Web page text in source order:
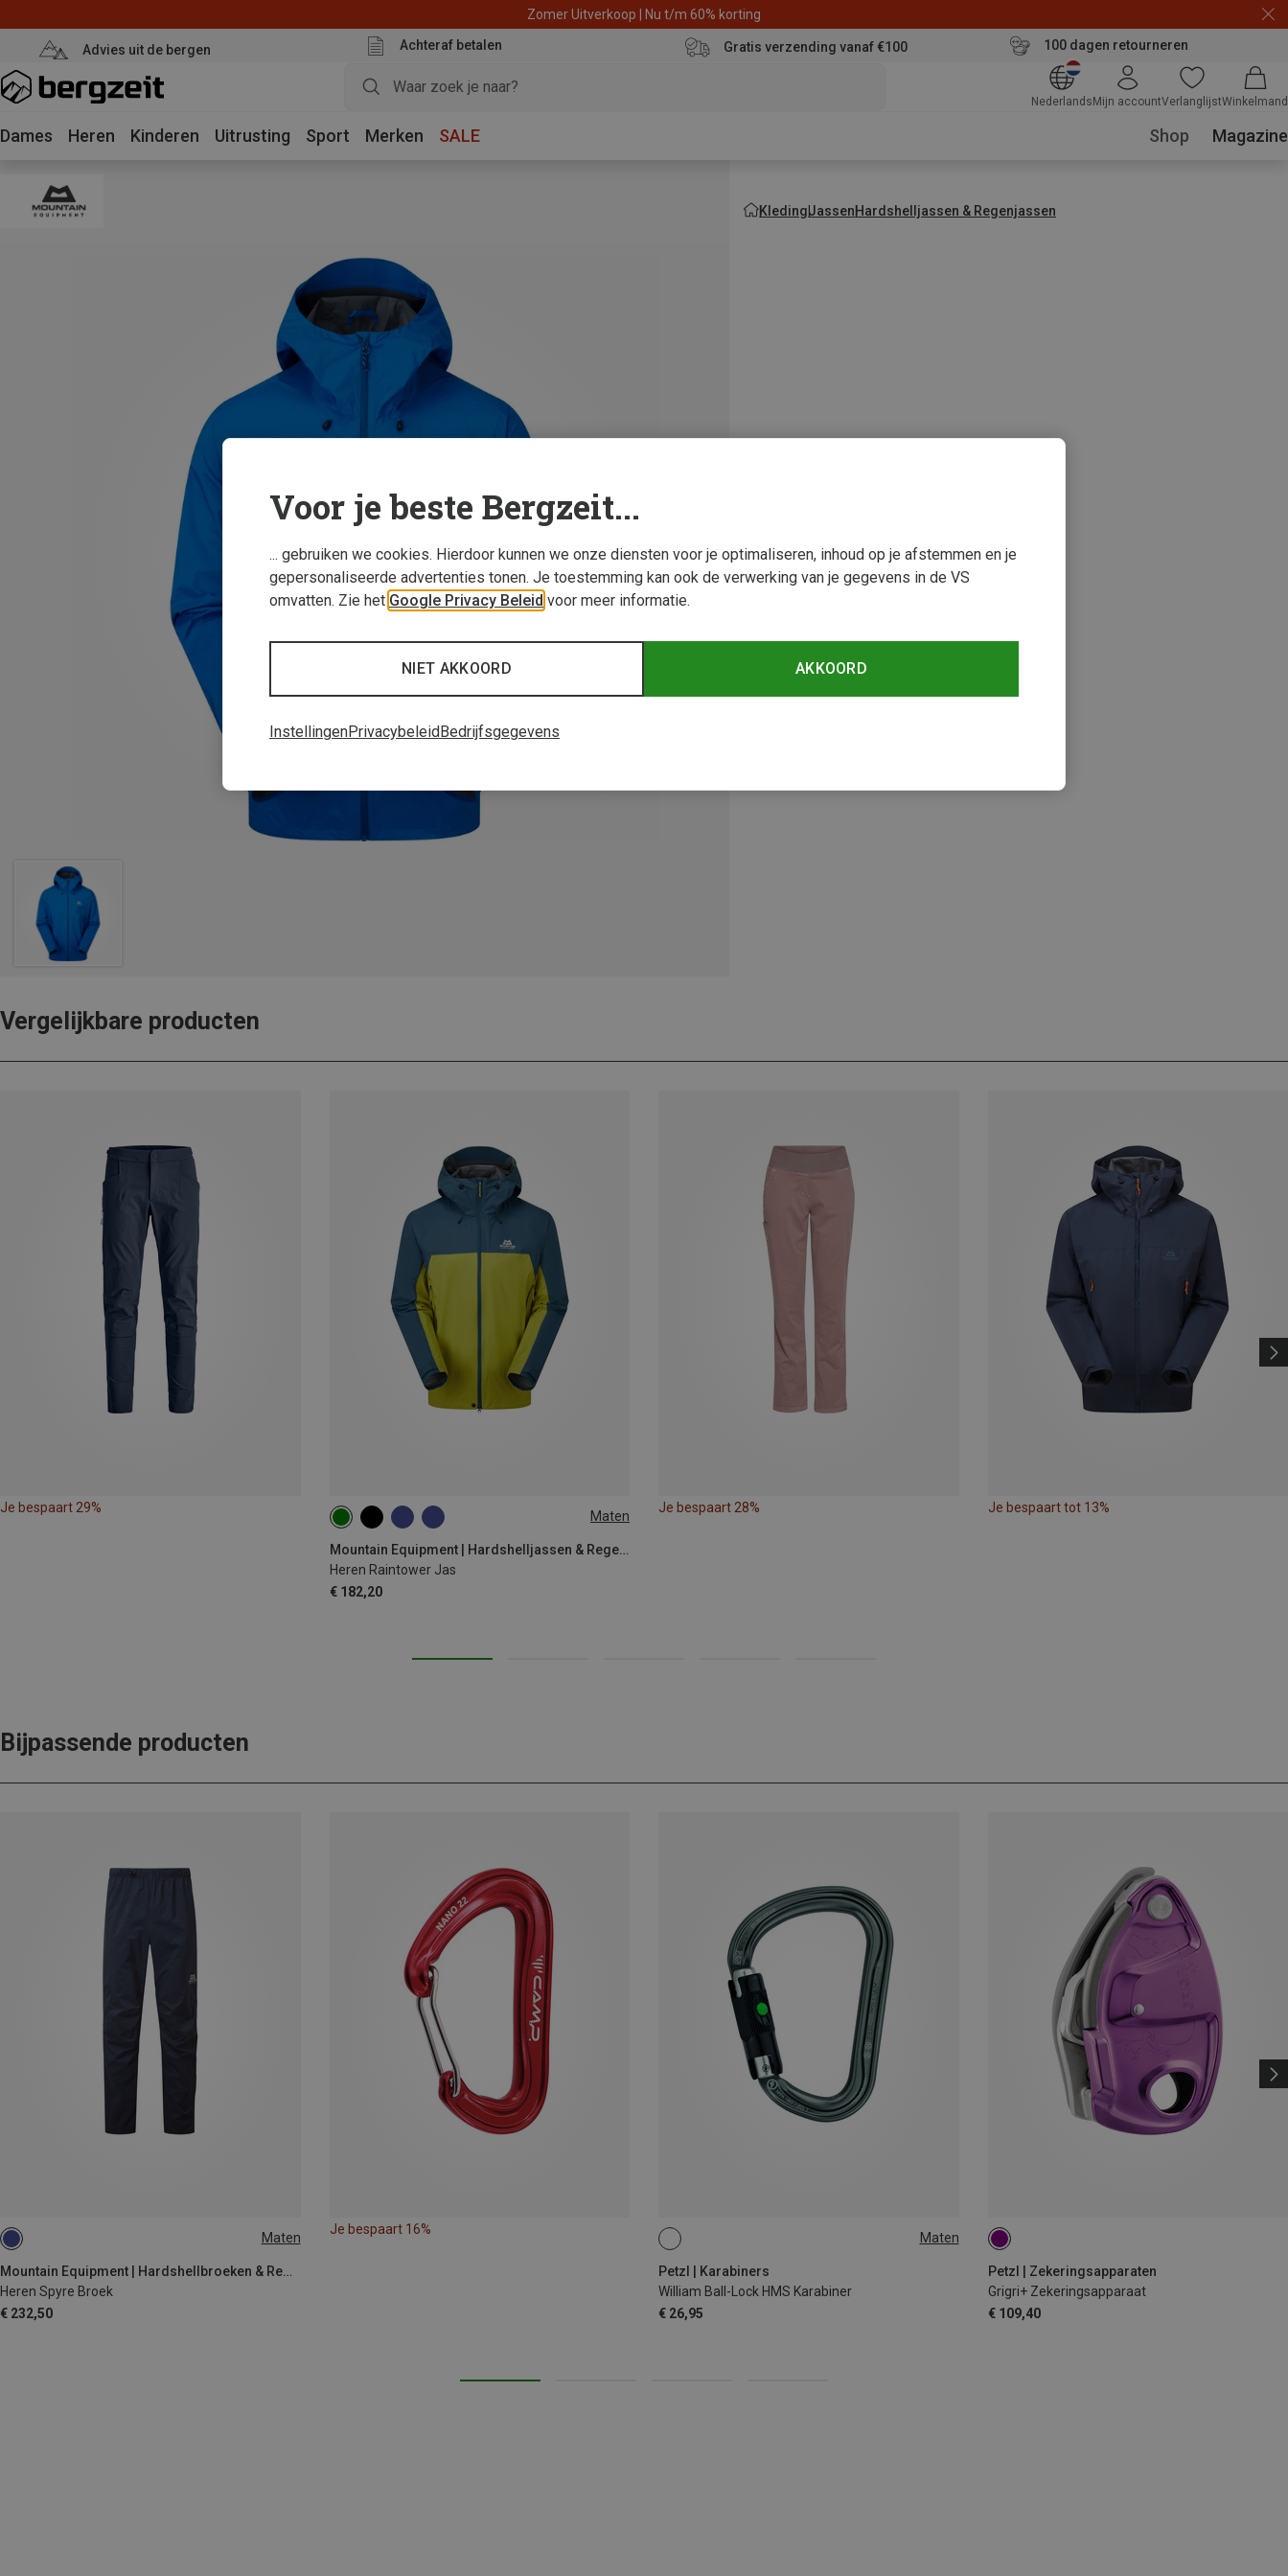
Zomer Uitverkoop | Nu t/m 60% korting
Advies uit de bergen Achteraf betalen Gratis verzending vanaf €100 100 dagen retourneren
Nederlands Mijn accountVerlanglijstWinkelmand
Dames Heren Kinderen Uitrusting Sport Merken SALE Shop Magazine
KledingJassenHardshelljassen & Regenjassen
Vergelijkbare producten
Je bespaart 29%
Maten
Mountain Equipment | Hardshelljassen & Regenjassen
Heren Raintower Jas
€ 182,20
S M L XL
Je bespaart 28% Je bespaart tot 13%
Bijpassende producten
Maten
Mountain Equipment | Hardshellbroeken & Regenbroeken
Heren Spyre Broek
€ 232,50
S
Je bespaart 16%
Maten
Petzl | Karabiners
William Ball-Lock HMS Karabiner
€ 26,95
BALL-LOCK
Petzl | Zekeringsapparaten
Grigri+ Zekeringsapparaat
€ 109,40
Voor je beste Bergzeit...
... gebruiken we cookies. Hierdoor kunnen we onze diensten voor je optimaliseren, inhoud op je afstemmen en je
gepersonaliseerde advertenties tonen. Je toestemming kan ook de verwerking van je gegevens in de VS
omvatten. Zie het Google Privacy Beleid voor meer informatie.
AKKOORD
NIET AKKOORD
InstellingenPrivacybeleid Bedrijfsgegevens